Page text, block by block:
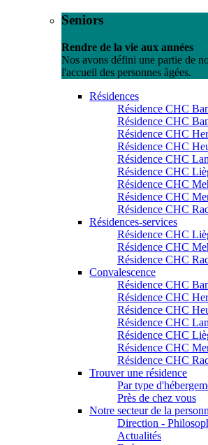
Seniors
Rendre de la vie aux années
Nos avons défini une partie de
l'accueil des personnes âgées.
Résidences
Résidence CHC
Résidence CHC
Résidence CHC
Résidence CHC
Résidence CHC
Résidence CHC
Résidence CHC
Résidence CHC
Résidence CHC
Résidences-services
Résidence CHC
Résidence CHC
Résidence CHC
Convalescence
Résidence CHC
Résidence CHC
Résidence CHC
Résidence CHC
Résidence CHC
Résidence CHC
Résidence CHC
Trouver une résidence
Par type
Près de chez vous
Notre secteur de la
Direction -
Actualités